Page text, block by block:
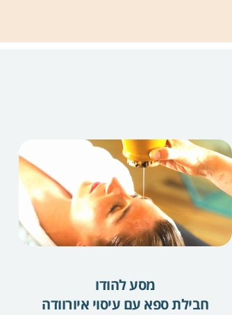
מסע להודו
חבילת ספא עם עיסוי איורוודה